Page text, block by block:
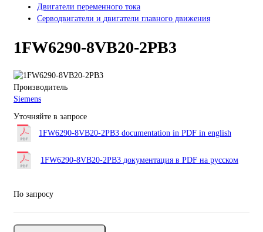
Двигатели переменного тока
Серводвигатели и двигатели главного движения
1FW6290-8VB20-2PB3
Производитель
Siemens
Уточняйте в запросе
1FW6290-8VB20-2PB3 documentation in PDF in english
1FW6290-8VB20-2PB3 документация в PDF на русском
По запросу